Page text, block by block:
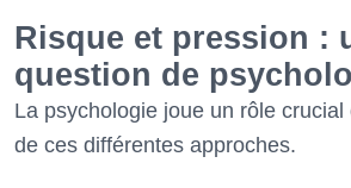
Risque et pression :
question de
La psychologie joue un rôle crucial
de ces différentes approches.